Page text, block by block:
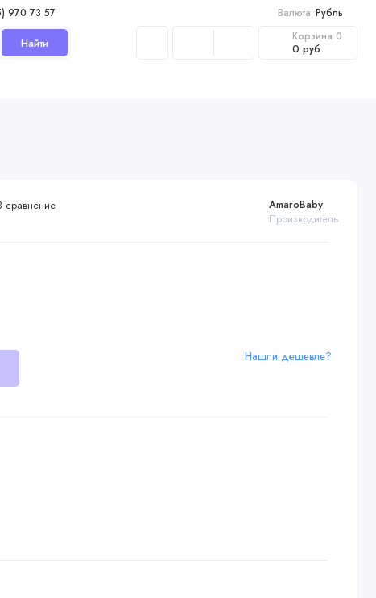
970 73 57 Валюта Рубль
Найти Корзина 0
0 руб
AmaroBaby
Производитель
Нашли дешевле?
сравнение